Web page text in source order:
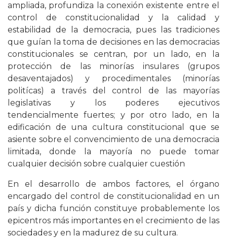
ampliada, profundiza la conexión existente entre el
control de constitucionalidad y la calidad y
estabilidad de la democracia, pues las tradiciones
que guían la toma de decisiones en las democracias
constitucionales se centran, por un lado, en la
protección de las minorías insulares (grupos
desaventajados) y procedimentales (minorías
politícas) a través del control de las mayorías
legislativas y los poderes ejecutivos
tendencialmente fuertes; y por otro lado, en la
edificación de una cultura constitucional que se
asiente sobre el convencimiento de una democracia
limitada, donde la mayoría no puede tomar
cualquier decisión sobre cualquier cuestión
En el desarrollo de ambos factores, el órgano
encargado del control de constitucionalidad en un
país y dicha función constituye probablemente los
epicentros más importantes en el crecimiento de las
sociedades y en la madurez de su cultura.